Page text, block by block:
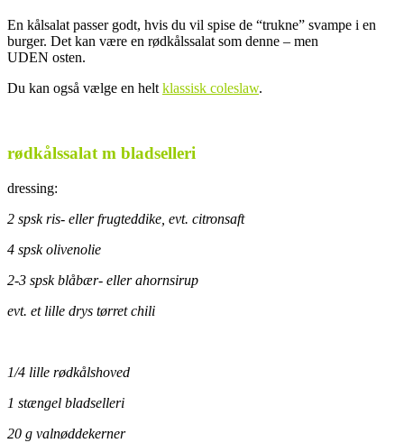
En kålsalat passer godt, hvis du vil spise de “trukne” svampe i en
burger. Det kan være en rødkålssalat som denne – men
UDEN osten.
Du kan også vælge en helt klassisk coleslaw.
rødkålssalat m bladselleri
dressing:
2 spsk ris- eller frugteddike, evt. citronsaft
4 spsk olivenolie
2-3 spsk blåbær- eller ahornsirup
evt. et lille drys tørret chili
1/4 lille rødkålshoved
1 stængel bladselleri
20 g valnøddekerner